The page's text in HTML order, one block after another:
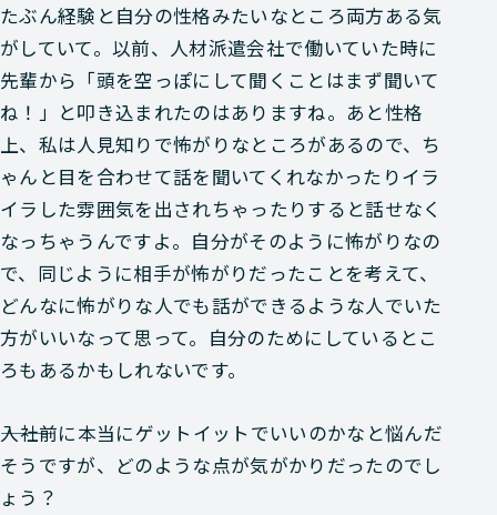
たぶん経験と自分の性格みたいなところ両方ある気
がしていて。以前、人材派遣会社で働いていた時に
先輩から「頭を空っぽにして聞くことはまず聞いて
ね！」と叩き込まれたのはありますね。あと性格
上、私は人見知りで怖がりなところがあるので、ち
ゃんと目を合わせて話を聞いてくれなかったりイラ
イラした雰囲気を出されちゃったりすると話せなく
なっちゃうんですよ。自分がそのように怖がりなの
で、同じように相手が怖がりだったことを考えて、
どんなに怖がりな人でも話ができるような人でいた
方がいいなって思って。自分のためにしているとこ
ろもあるかもしれないです。
―――入社前に本当にゲットイットでいいのかなと悩んだ
そうですが、どのような点が気がかりだったのでし
ょう？